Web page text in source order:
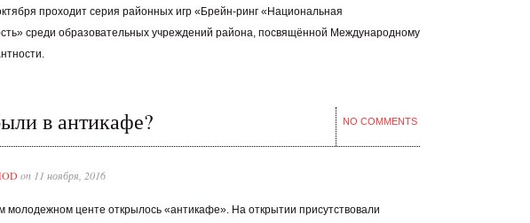
проходит серия районных игр «Брейн-ринг «Национальная
среди образовательных учреждений района, посвящённой Международному
в антикафе? NO COMMENTS
on 11 ноября, 2016
молодежном центе открылось «антикафе». На открытии присутствовали